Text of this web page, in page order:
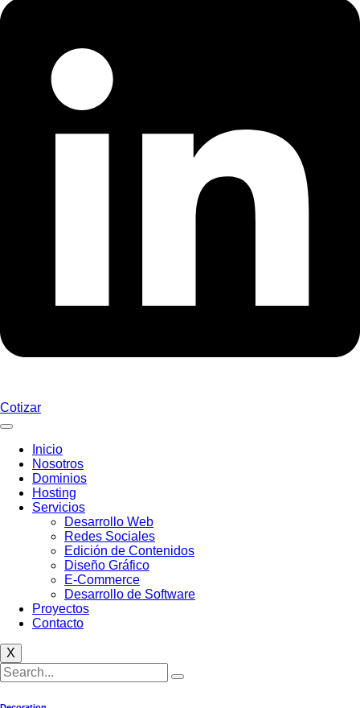
Cotizar
Inicio
Nosotros
Dominios
Hosting
Servicios
Desarrollo Web
Redes Sociales
Edición de Contenidos
Diseño Gráfico
E-Commerce
Desarrollo de Software
Proyectos
Contacto
X